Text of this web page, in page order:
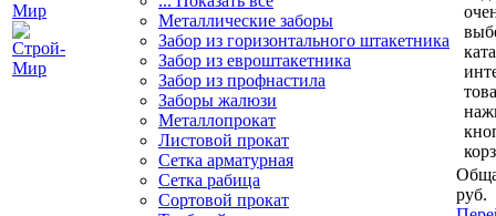
Металлические заборы
Забор из горизонтального штакетника
Забор из евроштакетника
Забор из профнастила
Заборы жалюзи
Металлопрокат
Листовой прокат
Сетка арматурная
Сетка рабица
Сортовой прокат
руб.